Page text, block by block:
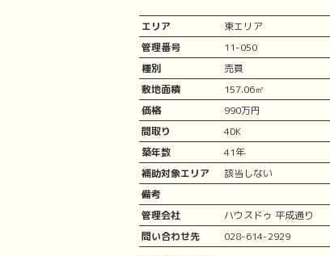
エリア
東エリア
管理番号
11-050
種別
売買
敷地面積
157.06㎡
価格
990万円
間取り
4DK
築年数
41年
補助対象エリア
該当しない
備考
管理会社
ハウスドゥ 平成通り
問い合わせ先
028-614-2929